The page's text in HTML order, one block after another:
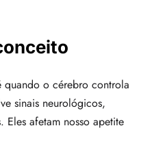
o cérebro controla
sinais neurológicos,
Eles afetam nosso apetite